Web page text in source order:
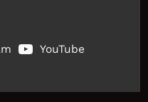
YouTube